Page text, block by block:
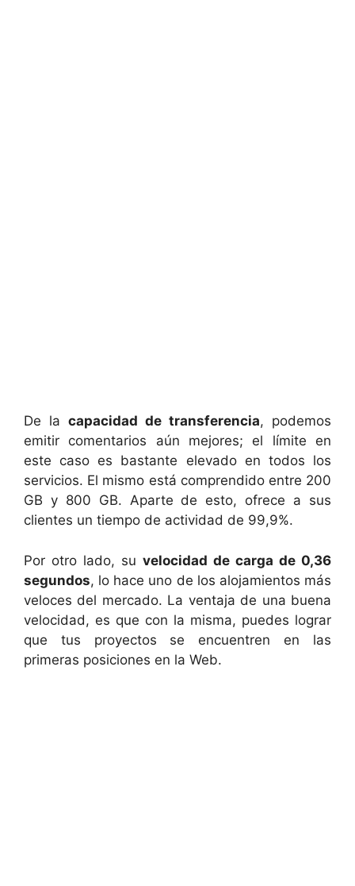
De la capacidad de transferencia, podemos
emitir comentarios aún mejores; el límite en
este caso es bastante elevado en todos los
servicios. El mismo está comprendido entre 200
GB y 800 GB. Aparte de esto, ofrece a sus
clientes un tiempo de actividad de 99,9%.
Por otro lado, su velocidad de carga de 0,36
segundos, lo hace uno de los alojamientos más
veloces del mercado. La ventaja de una buena
velocidad, es que con la misma, puedes lograr
que tus proyectos se encuentren en las
primeras posiciones en la Web.